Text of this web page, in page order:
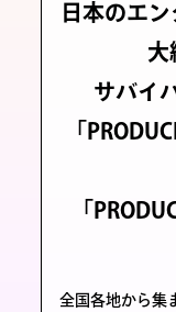
日本のエ
大
サバイ
「
「
全国各地から集